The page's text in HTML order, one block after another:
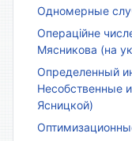
Одномерные
Операційне
Мясникова (на
Определенный
Несобственные
Ясницкой)